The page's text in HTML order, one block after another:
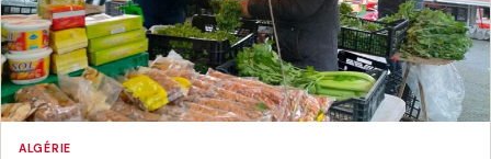
ALGÉRIE